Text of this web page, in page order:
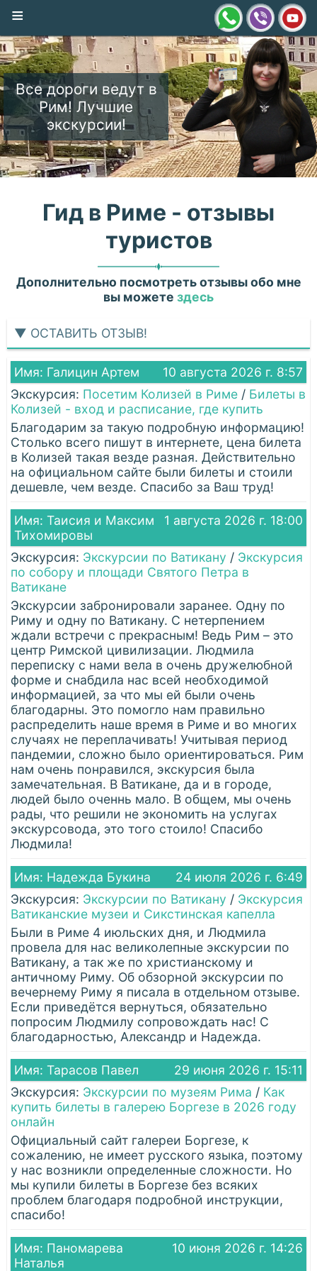
Все дороги ведут в
Рим! Лучшие
экскурсии!
≡
Гид в Риме - отзывы
туристов
Дополнительно посмотреть отзывы обо мне
вы можете здесь
▼ ОСТАВИТЬ ОТЗЫВ!
10 августа 2026 г. 8:57
Имя: Галицин Артем
Экскурсия: Посетим Колизей в Риме / Билеты в
Колизей - вход и расписание, где купить
Благодарим за такую подробную информацию!
Столько всего пишут в интернете, цена билета
в Колизей такая везде разная. Действительно
на официальном сайте были билеты и стоили
дешевле, чем везде. Спасибо за Ваш труд!
1 августа 2026 г. 18:00
Имя: Таисия и Максим
Тихомировы
Экскурсия: Экскурсии по Ватикану / Экскурсия
по собору и площади Святого Петра в
Ватикане
Экскурсии забронировали заранее. Одну по
Риму и одну по Ватикану. С нетерпением
ждали встречи с прекрасным! Ведь Рим – это
центр Римской цивилизации. Людмила
переписку с нами вела в очень дружелюбной
форме и снабдила нас всей необходимой
информацией, за что мы ей были очень
благодарны. Это помогло нам правильно
распределить наше время в Риме и во многих
случаях не переплачивать! Учитывая период
пандемии, сложно было ориентироваться. Рим
нам очень понравился, экскурсия была
замечательная. В Ватикане, да и в городе,
людей было оченнь мало. В общем, мы очень
рады, что решили не экономить на услугах
экскурсовода, это того стоило! Спасибо
Людмила!
24 июля 2026 г. 6:49
Имя: Надежда Букина
Экскурсия: Экскурсии по Ватикану / Экскурсия
Ватиканские музеи и Сикстинская капелла
Были в Риме 4 июльских дня, и Людмила
провела для нас великолепные экскурсии по
Ватикану, а так же по христианскому и
античному Риму. Об обзорной экскурсии по
вечернему Риму я писала в отдельном отзыве.
Если приведётся вернуться, обязательно
попросим Людмилу сопровождать нас! С
благодарностью, Александр и Надежда.
29 июня 2026 г. 15:11
Имя: Тарасов Павел
Экскурсия: Экскурсии по музеям Рима / Как
купить билеты в галерею Боргезе в 2026 году
онлайн
Официальный сайт галереи Боргезе, к
сожалению, не имеет русского языка, поэтому
у нас возникли определенные сложности. Но
мы купили билеты в Боргезе без всяких
проблем благодаря подробной инструкции,
спасибо!
10 июня 2026 г. 14:26
Имя: Паномарева
Наталья